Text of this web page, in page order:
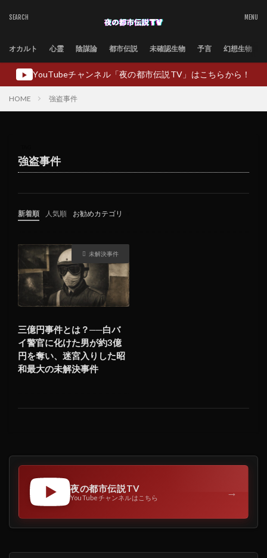
オカルト 心霊 陰謀論 都市伝説 未確認生物 予言 幻想生物
▶ YouTubeチャンネル「夜の都市伝説TV」はこちらから！
HOME 強盗事件
強盗事件
新着順 人気順
お勧めカテゴリ
未解決事件
三億円事件とは？──白バ
イ警官に化けた男が約3億
円を奪い、迷宮入りした昭
和最大の未解決事件
夜の都市伝説TV
YouTubeチャンネルはこちら →